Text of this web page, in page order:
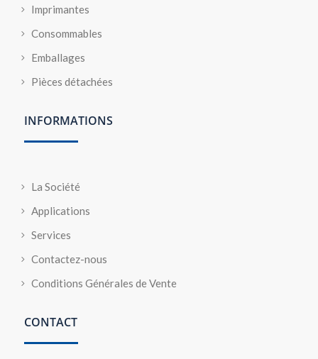
Imprimantes
Consommables
Emballages
Pièces détachées
INFORMATIONS
La Société
Applications
Services
Contactez-nous
Conditions Générales de Vente
CONTACT